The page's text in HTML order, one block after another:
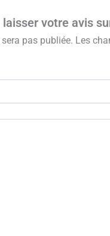
votre avis
pas publiée. Les